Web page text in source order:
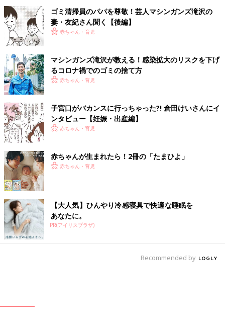
ゴミ清掃員のパパを尊敬！芸人マシンガンズ滝沢の
妻・友紀さん聞く【後編】
赤ちゃん・育児
マシンガンズ滝沢が教える！感染拡大のリスクを下げ
るコロナ禍でのゴミの捨て方
赤ちゃん・育児
子宮口がバカンスに行っちゃった?! 倉田けいさんにイ
ンタビュー【妊娠・出産編】
赤ちゃん・育児
赤ちゃんが生まれたら！2冊の「たまひよ」
赤ちゃん・育児
【大人気】ひんやり冷感寝具で快適な睡眠を
あなたに。
PR(アイリスプラザ)
Recommended by